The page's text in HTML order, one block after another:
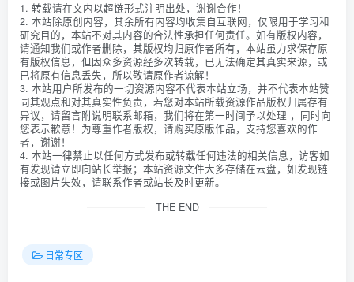
1. 转载请在文内以超链形式注明出处，谢谢合作！
2. 本站除原创内容，其余所有内容均收集自互联网，仅限用于学习和
研究目的，本站不对其内容的合法性承担任何责任。如有版权内容，
请通知我们或作者删除，其版权均归原作者所有，本站虽力求保存原
有版权信息，但因众多资源经多次转载，已无法确定其真实来源，或
已将原有信息丢失，所以敬请原作者谅解！
3. 本站用户所发布的一切资源内容不代表本站立场，并不代表本站赞
同其观点和对其真实性负责，若您对本站所载资源作品版权归属存有
异议，请留言附说明联系邮箱，我们将在第一时间予以处理 ，同时向
您表示歉意！为尊重作者版权，请购买原版作品，支持您喜欢的作
者，谢谢！
4. 本站一律禁止以任何方式发布或转载任何违法的相关信息，访客如
有发现请立即向站长举报；本站资源文件大多存储在云盘，如发现链
接或图片失效，请联系作者或站长及时更新。
THE END
日常专区